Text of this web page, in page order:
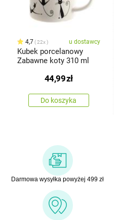
4,7 22x u dostawcy
Kubek porcelanowy
Zabawne koty 310 ml
44,99zł
Do koszyka
Darmowa wysyłka powyżej 499 zł